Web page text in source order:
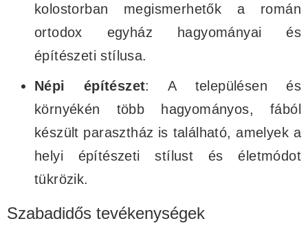
kolostorban megismerhetők a román
ortodox egyház hagyományai és
építészeti stílusa.
Népi építészet: A településen és
környékén több hagyományos, fából
készült parasztház is található, amelyek a
helyi építészeti stílust és életmódot
tükrözik.
Szabadidős tevékenységek